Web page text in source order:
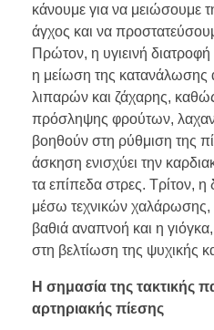
κάνουμε για να μειώσουμε
άγχος και να
Πρώτον, η υγιεινή διατροφή
η μείωση της κατανάλωσης
λιπαρών και ζάχαρης,
πρόσληψης φρούτων,
βοηθούν στη ρύθμιση της
άσκηση ενισχύει την
τα επίπεδα στρες. Τρίτον, η
μέσω τεχνικών
βαθιά αναπνοή και η
στη βελτίωση της ψυχικής
Η σημασία της τακτικής
αρτηριακής πίεσης